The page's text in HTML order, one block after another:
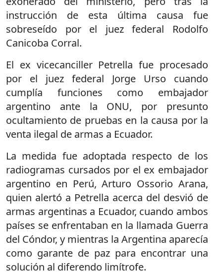
instrucción de esta última causa fue
sobreseído por el juez federal Rodolfo
Canicoba Corral.
El ex vicecanciller Petrella fue procesado
por el juez federal Jorge Urso cuando
cumplía funciones como embajador
argentino ante la ONU, por presunto
ocultamiento de pruebas en la causa por la
venta ilegal de armas a Ecuador.
La medida fue adoptada respecto de los
radiogramas cursados por el ex embajador
argentino en Perú, Arturo Ossorio Arana,
quien alertó a Petrella acerca del desvió de
armas argentinas a Ecuador, cuando ambos
países se enfrentaban en la llamada Guerra
del Cóndor, y mientras la Argentina aparecía
como garante de paz para encontrar una
solución al diferendo limítrofe.